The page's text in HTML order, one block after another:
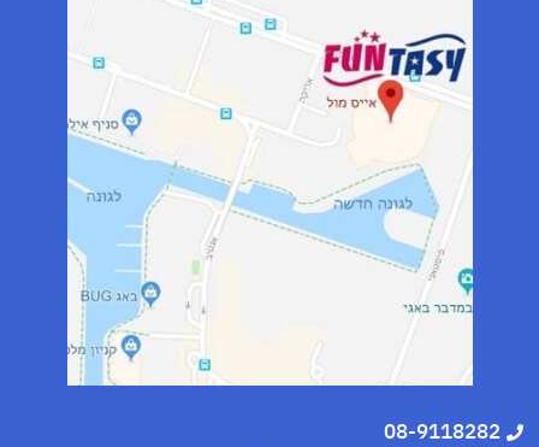
08-9118282